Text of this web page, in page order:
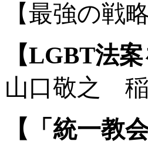
【最強の戦
【LGBT法
山口敬之
【「統一教